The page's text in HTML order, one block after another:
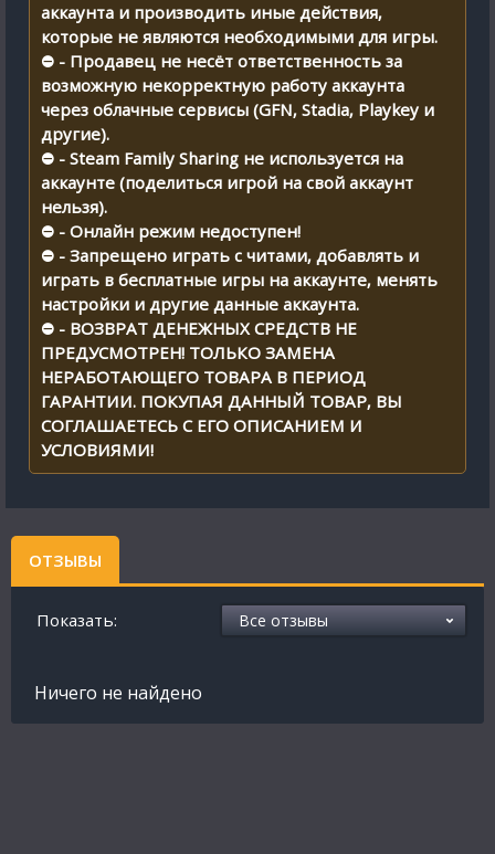
аккаунта и производить иные действия,
которые не являются необходимыми для игры.
⛔ - Продавец не несёт ответственность за
возможную некорректную работу аккаунта
через облачные сервисы (GFN, Stadia, Playkey и
другие).
⛔ - Steam Family Sharing не используется на
аккаунте (поделиться игрой на свой аккаунт
нельзя).
⛔ - Онлайн режим недоступен!
⛔ - Запрещено играть с читами, добавлять и
играть в бесплатные игры на аккаунте, менять
настройки и другие данные аккаунта.
⛔ - ВОЗВРАТ ДЕНЕЖНЫХ СРЕДСТВ НЕ
ПРЕДУСМОТРЕН! ТОЛЬКО ЗАМЕНА
НЕРАБОТАЮЩЕГО ТОВАРА В ПЕРИОД
ГАРАНТИИ. ПОКУПАЯ ДАННЫЙ ТОВАР, ВЫ
СОГЛАШАЕТЕСЬ С ЕГО ОПИСАНИЕМ И
УСЛОВИЯМИ!
ОТЗЫВЫ
Показать:
Ничего не найдено